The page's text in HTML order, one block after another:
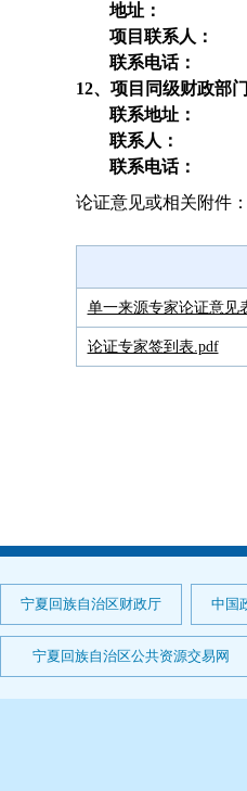
地址：
项目联系人：
联系电话：
12、项目同级财政部门
联系地址：
联系人：
联系电话：
论证意见或相关附件：
单一来源专家论证意见
论证专家签到表.pdf
宁夏回族自治区财政厅 中国
宁夏回族自治区公共资源交易网